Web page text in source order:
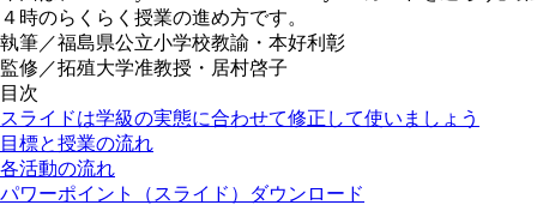
４時のらくらく授業の進め方です。
執筆／福島県公立小学校教諭・本好利彰
監修／拓殖大学准教授・居村啓子
目次
スライドは学級の実態に合わせて修正して使いましょう
目標と授業の流れ
各活動の流れ
パワーポイント（スライド）ダウンロード